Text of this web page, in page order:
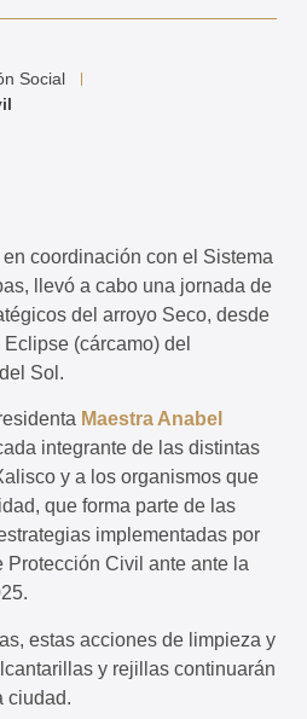
Social
coordinación con el Sistema
llevó a cabo una jornada de
del arroyo Seco, desde
(cárcamo) del
Sol.
Maestra Anabel
integrante de las distintas
y a los organismos que
que forma parte de las
implementadas por
Civil ante ante la
estas acciones de limpieza y
y rejillas continuarán
ciudad.